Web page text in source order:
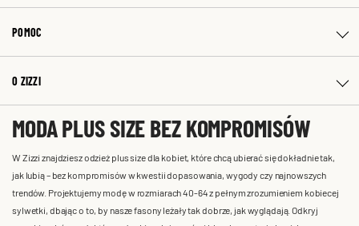
POMOC
O ZIZZI
MODA PLUS SIZE BEZ KOMPROMISÓW
W Zizzi znajdziesz odzież plus size dla kobiet, które chcą ubierać się dokładnie tak,
jak lubią – bez kompromisów w kwestii dopasowania, wygody czy najnowszych
trendów. Projektujemy modę w rozmiarach 40-64 z pełnym zrozumieniem kobiecej
sylwetki, dbając o to, by nasze fasony leżały tak dobrze, jak wyglądają. Odkryj